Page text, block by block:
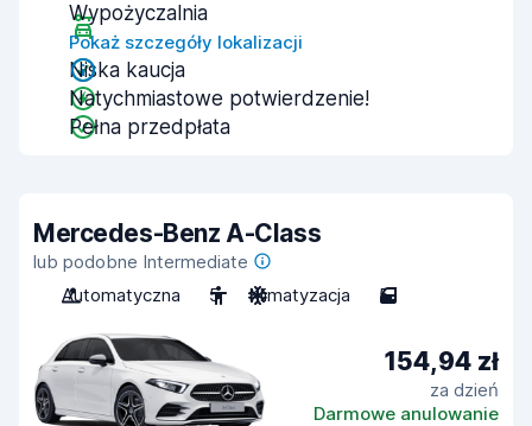
Wypożyczalnia
Pokaż szczegóły lokalizacji
Niska kaucja
Natychmiastowe potwierdzenie!
Pełna przedpłata
Mercedes-Benz A-Class
lub podobne Intermediate
Automatyczna
5 Klimatyzacja 5
154,94 zł
za dzień
Darmowe anulowanie